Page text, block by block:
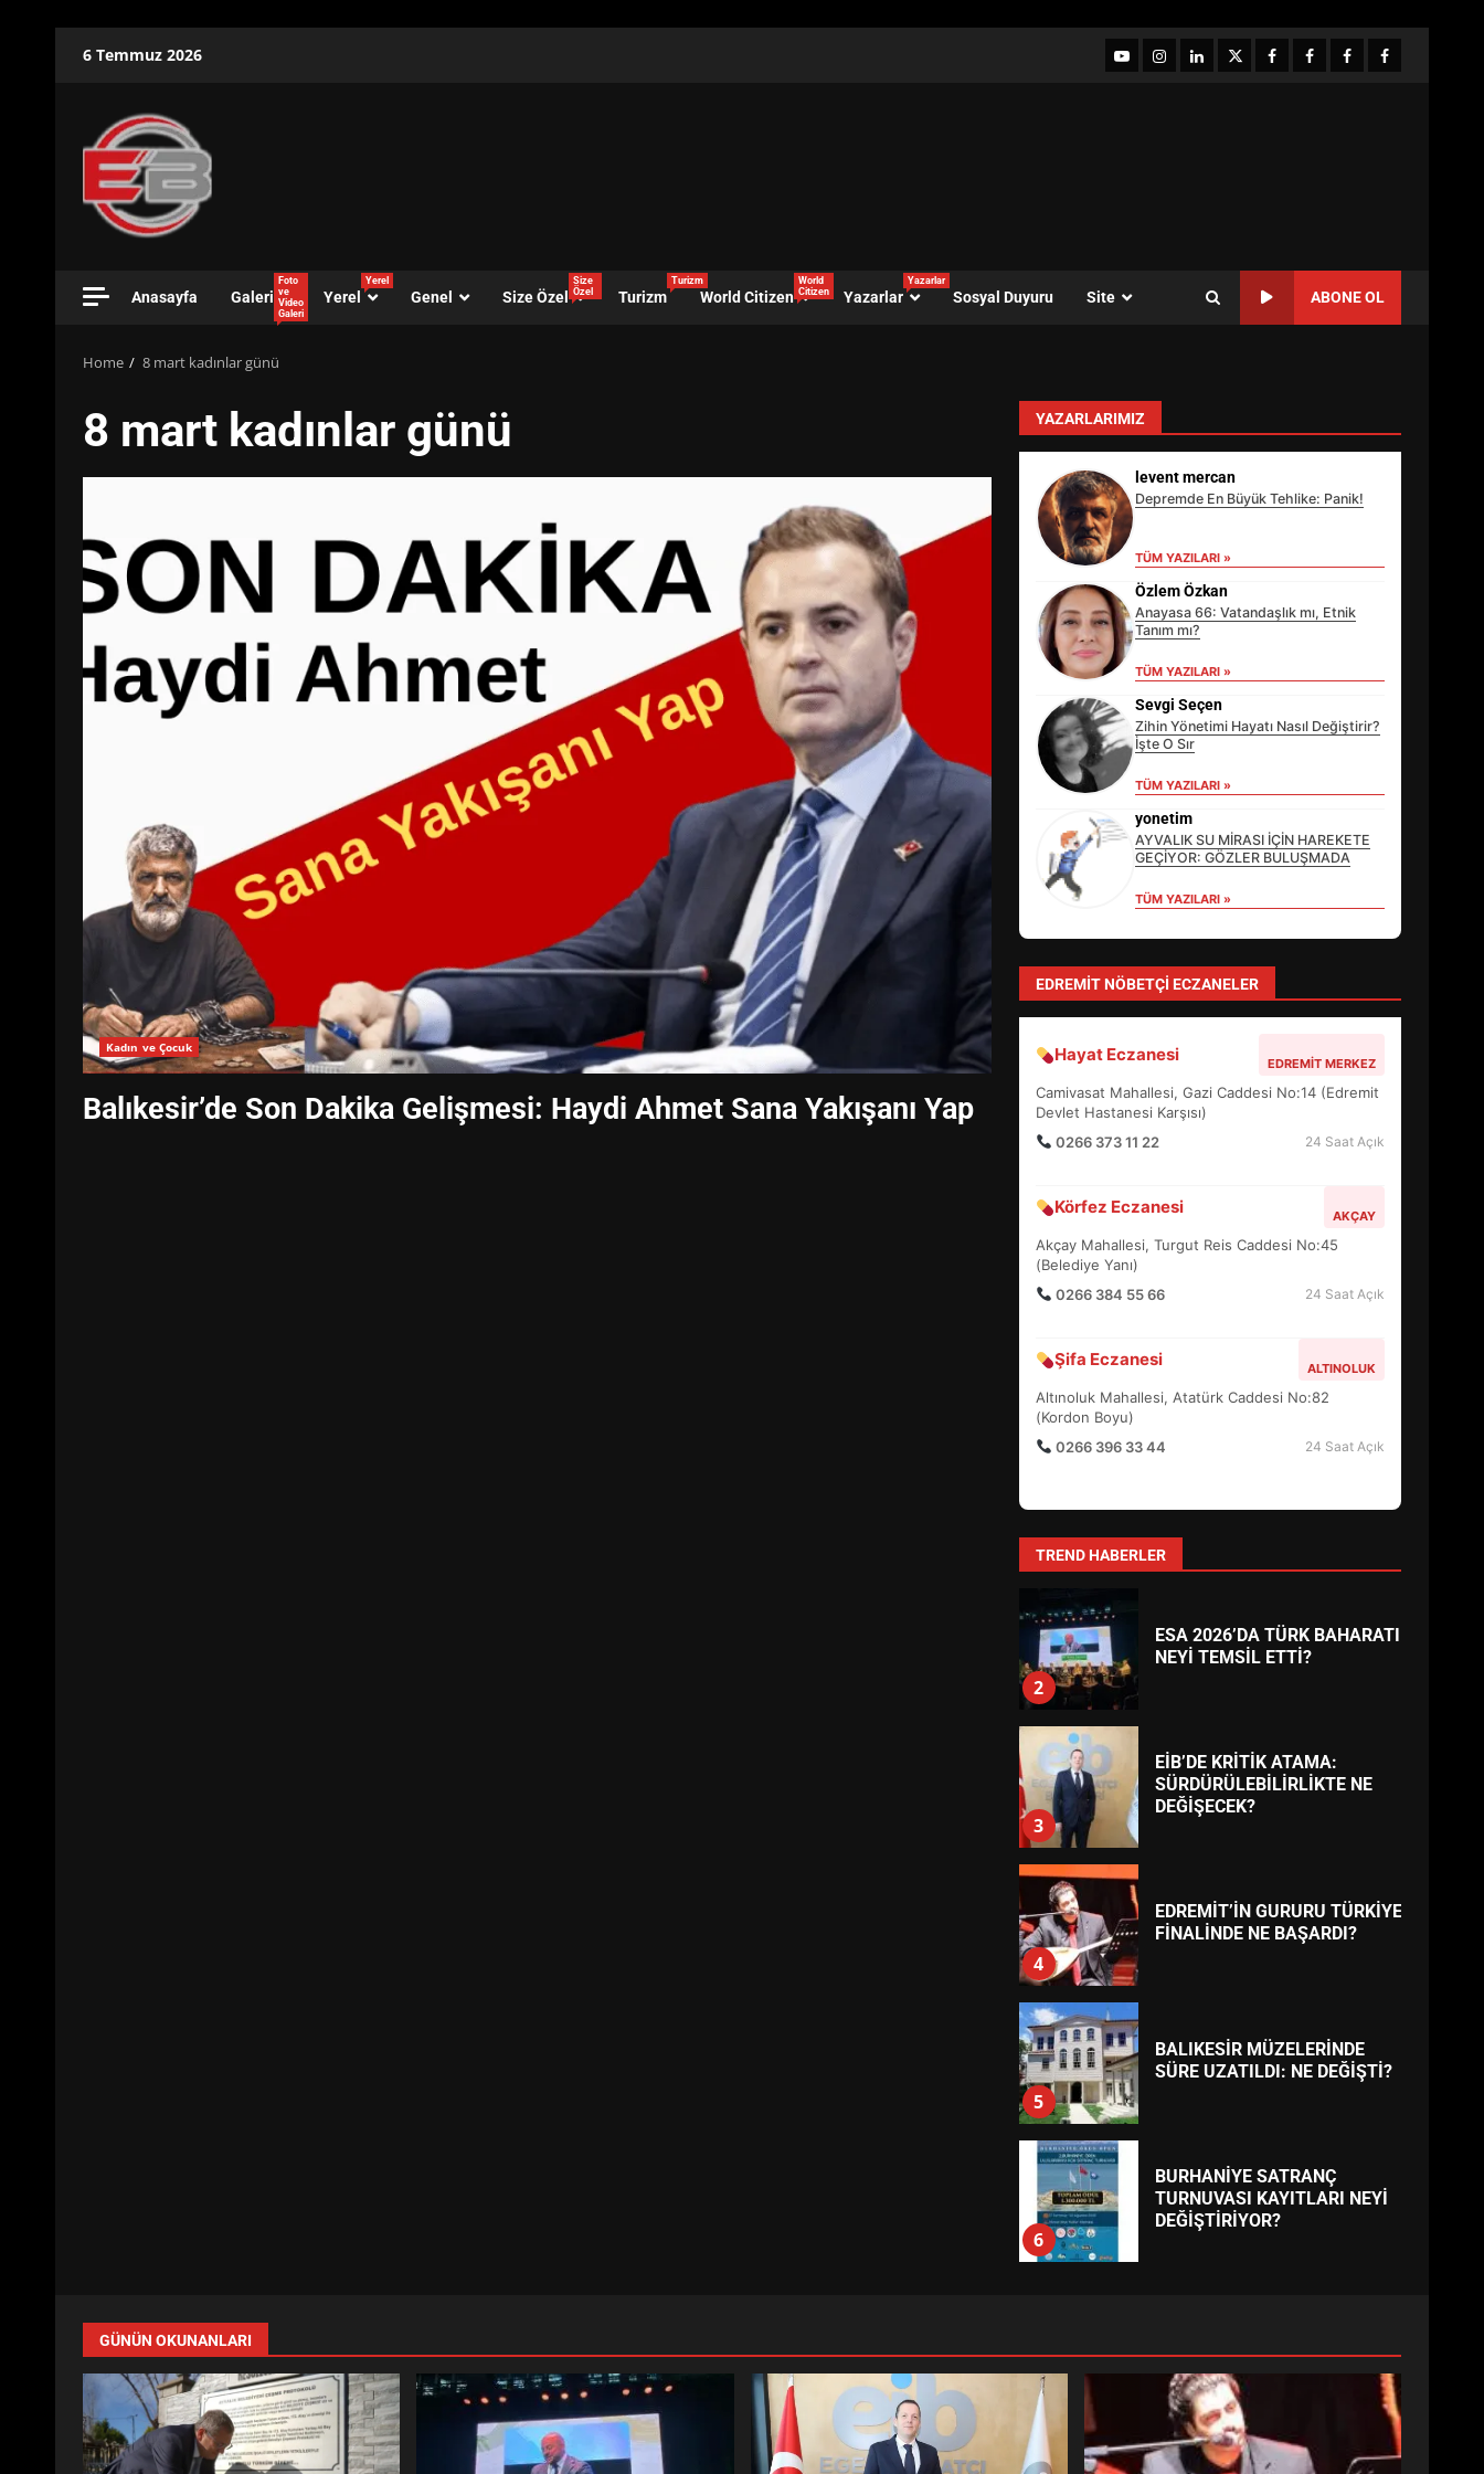
6 Temmuz 2026 YouTubeInstagram
LinkedIntwitterfacebook-Facebook-
Facebook-Facebook-
Anasayfa Galeri
Foto
ve
Video
Galeri
Yerel
Yerel
Genel Size Özel
Size
Özel
Turizm
Turizm
World Citizen
World
Citizen
Yazarlar
Yazarlar
Sosyal Duyuru Site ABONE OL
Home 8 mart kadınlar günü
8 mart kadınlar günü
Kadın ve Çocuk
Balıkesir’de Son Dakika Gelişmesi: Haydi Ahmet Sana Yakışanı Yap
YAZARLARIMIZ
levent mercan
Depremde En Büyük Tehlike: Panik!
TÜM YAZILARI »
Özlem Özkan
Anayasa 66: Vatandaşlık mı, Etnik
Tanım mı?
TÜM YAZILARI »
Sevgi Seçen
Zihin Yönetimi Hayatı Nasıl Değiştirir?
İşte O Sır
TÜM YAZILARI »
yonetim
AYVALIK SU MİRASI İÇİN HAREKETE
GEÇİYOR: GÖZLER BULUŞMADA
TÜM YAZILARI »
EDREMIT NÖBETÇI ECZANELER
Hayat Eczanesi EDREMIT MERKEZ
Camivasat Mahallesi, Gazi Caddesi No:14 (Edremit
Devlet Hastanesi Karşısı)
0266 373 11 22
24 Saat Açık
Körfez Eczanesi AKÇAY
Akçay Mahallesi, Turgut Reis Caddesi No:45
(Belediye Yanı)
0266 384 55 66
24 Saat Açık
Şifa Eczanesi ALTINOLUK
Altınoluk Mahallesi, Atatürk Caddesi No:82
(Kordon Boyu)
0266 396 33 44
24 Saat Açık
TREND HABERLER
EİB’DE KRİTİK ATAMA:
SÜRDÜRÜLEBİLİRLİKTE NE
DEĞİŞECEK?
4
EDREMİT’İN GURURU TÜRKİYE
FİNALİNDE NE BAŞARDI?
5
BALIKESİR MÜZELERİNDE
SÜRE UZATILDI: NE DEĞİŞTİ?
6
BURHANİYE SATRANÇ
DEĞİŞTİRİYOR?
7
BURHANİYE
BELEDİYESPOR’DA YENİ
YÖNETİM NASIL ŞEKİLLENDİ?
1
HAREKETE GEÇİYOR: GÖZLER
2
ESA 2026’DA TÜRK BAHARATI
NEYİ TEMSİL ETTİ?
3
EİB’DE KRİTİK ATAMA:
SÜRDÜRÜLEBİLİRLİKTE NE
DEĞİŞECEK?
4
EDREMİT’İN GURURU TÜRKİYE
FİNALİNDE NE BAŞARDI?
5
BALIKESİR MÜZELERİNDE
SÜRE UZATILDI: NE DEĞİŞTİ?
6
BURHANİYE SATRANÇ
TURNUVASI KAYITLARI NEYİ
DEĞİŞTİRİYOR?
7
YÖNETİM NASIL ŞEKİLLENDİ?
AYVALIK SU MİRASI İÇİN
GÜNÜN OKUNANLARI